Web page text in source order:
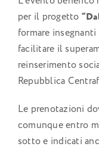
per il progetto
formare
facilitare il
reinserimento
Repubblica
Le prenotazioni
comunque entro
sotto e indicati